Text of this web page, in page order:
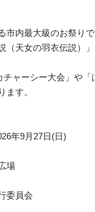
内最大級のお祭りで
（天女の羽衣伝説）
チャーシー大会」や
ます。
年9月27日(日)
場
委員会